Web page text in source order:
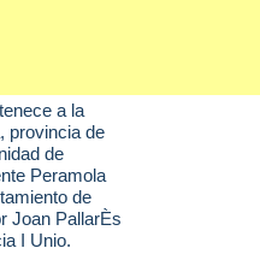
a la
, provincia de
de
Peramola
de
Joan PallarÈs
I Unio.